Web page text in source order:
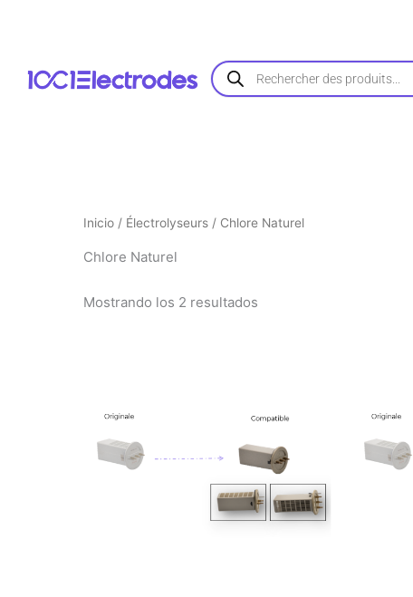
Búsqueda
de
productos
Inicio / Électrolyseurs / Chlore Naturel
Chlore Naturel
Mostrando los 2 resultados